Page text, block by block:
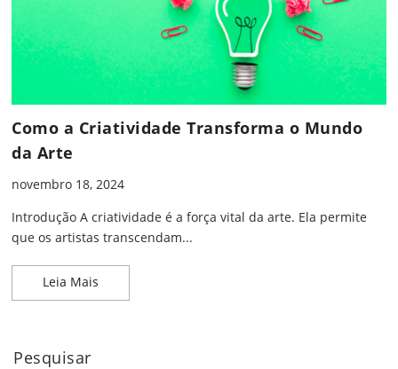
Como a Criatividade Transforma o Mundo
da Arte
novembro 18, 2024
Introdução A criatividade é a força vital da arte. Ela permite
que os artistas transcendam...
Leia Mais
Pesquisar